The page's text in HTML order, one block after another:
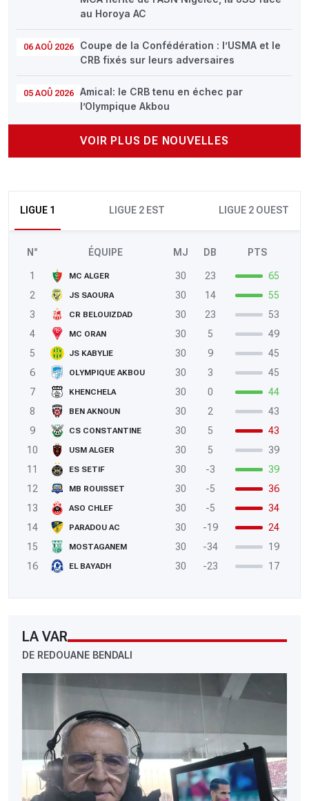
au Horoya AC
06 AOÛ 2026
Coupe de la Confédération : l’USMA et le
CRB fixés sur leurs adversaires
05 AOÛ 2026
Amical: le CRB tenu en échec par
l’Olympique Akbou
VOIR PLUS DE NOUVELLES
LIGUE 1 LIGUE 2 EST LIGUE 2 OUEST
N° ÉQUIPE MJ DB PTS
1 MC ALGER 30 23
65
2
JS SAOURA 30 14
55
3
CR BELOUIZDAD 30 23
53
4
MC ORAN 30 5
49
5
JS KABYLIE 30 9
45
6
OLYMPIQUE AKBOU 30 3
45
7
KHENCHELA 30 0
44
8
BEN AKNOUN 30 2
43
9
CS CONSTANTINE 30 5
43
10
USM ALGER 30 5
39
11
ES SETIF 30 -3
39
12
MB ROUISSET 30 -5
36
13
ASO CHLEF 30 -5
34
14
PARADOU AC 30 -19
24
15
MOSTAGANEM 30 -34
19
16
EL BAYADH 30 -23 17
LA VAR
DE REDOUANE BENDALI